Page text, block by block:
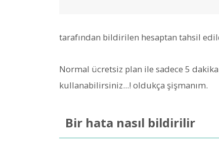
tarafından bildirilen hesaptan tahsil
Normal ücretsiz plan ile sadece 5
kullanabilirsiniz...! oldukça şişmanım.
Bir hata nasıl bildirilir